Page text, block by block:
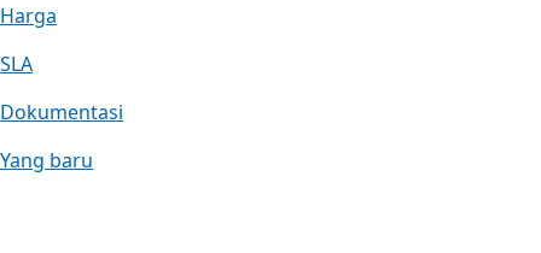
Harga
SLA
Dokumentasi
Yang baru